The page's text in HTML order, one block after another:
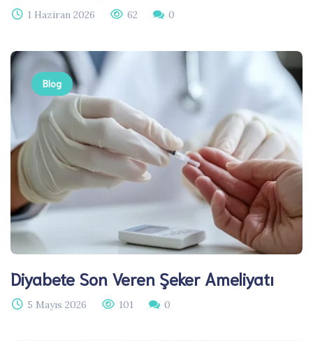
1 Haziran 2026 62 0
Blog
Diyabete Son Veren Şeker Ameliyatı
5 Mayıs 2026 101 0